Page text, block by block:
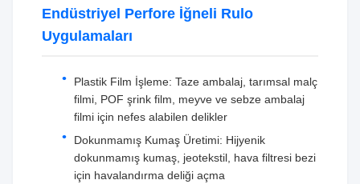
Endüstriyel Perfore İğneli Rulo
Uygulamaları
Plastik Film İşleme: Taze ambalaj, tarımsal malç
filmi, POF şrink film, meyve ve sebze ambalaj
filmi için nefes alabilen delikler
Dokunmamış Kumaş Üretimi: Hijyenik
dokunmamış kumaş, jeotekstil, hava filtresi bezi
için havalandırma deliği açma